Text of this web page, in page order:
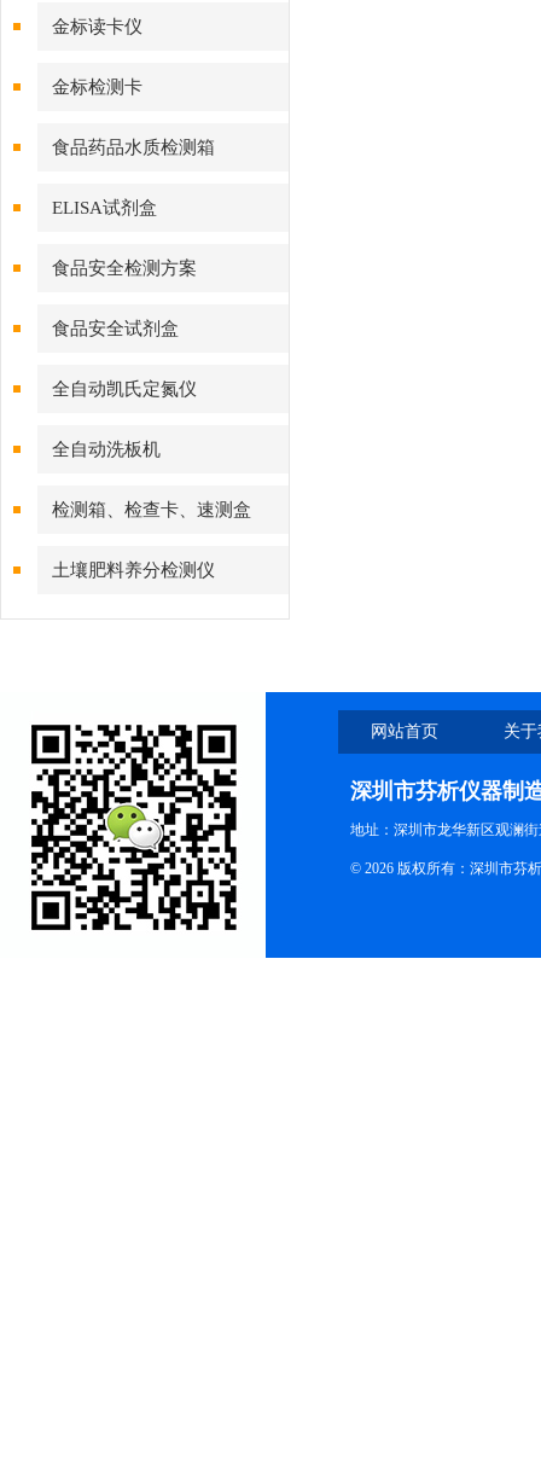
金标读卡仪
金标检测卡
食品药品水质检测箱
ELISA试剂盒
食品安全检测方案
食品安全试剂盒
全自动凯氏定氮仪
全自动洗板机
检测箱、检查卡、速测盒
土壤肥料养分检测仪
网站首页 关
深圳市芬析仪器制
地址：深圳市龙华新区观澜
© 2026 版权所有：深圳市芬